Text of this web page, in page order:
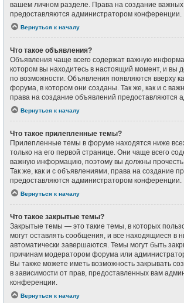
вашем личном разделе. Права на создание
предоставляются администратором конференции.
Вернуться к началу
Что такое объявления?
Объявления чаще всего содержат важную
котором вы находитесь в настоящий момент, и вы
по возможности. Объявления появляются вверху
форума, в котором они созданы. Так же, как и с
права на создание объявлений предоставляются
Вернуться к началу
Что такое прилепленные темы?
Прилепленные темы в форуме находятся ниже
только на его первой странице. Они чаще всего
важную информацию, поэтому вы должны прочесть
Так же, как и с объявлениями, права на создание
предоставляются администратором конференции.
Вернуться к началу
Что такое закрытые темы?
Закрытые темы — это такие темы, в которых
могут оставлять сообщения, и все находящиеся в
автоматически завершаются. Темы могут быть
причинам модератором форума или
Вы также можете иметь возможность закрывать
в зависимости от прав, предоставленных вам
конференции.
Вернуться к началу